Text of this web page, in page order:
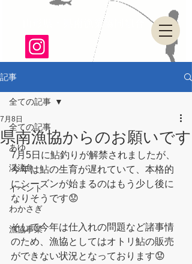
山形県・県南漁業協同組合
記事
全ての記事
あゆ
渓流魚
イベント
わかさぎ
漁協事業
全ての記事
県南漁協からのお願いです
7月8日
7月5日に鮎釣りが解禁されましたが、
今年は鮎の生育が遅れていて、本格的
にシーズンが始まるのはもう少し後に
なりそうです😟
そして今年は仕入れの問題など諸事情
のため、漁協としてはオトリ鮎の販売
ができない状況となっております😟